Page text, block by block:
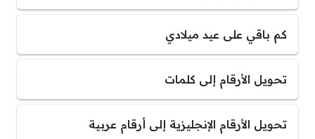
كم باقي على عيد ميلادي
تحويل الأرقام إلى كلمات
تحويل الأرقام الإنجليزية إلى أرقام عربية